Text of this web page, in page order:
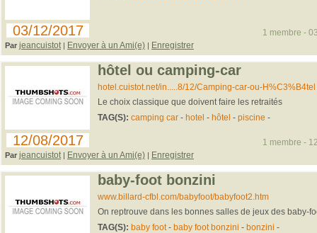
03/12/2017
Par jeancuistot | Envoyer à un Ami(e) | Enregistrer
1 membre -
12/08/2017
hôtel ou camping-car
hotel.cuistot.net/in.....8/12/Camping-car-ou-H%C3%B4tel
Le choix classique que doivent faire les retraités
TAG(S): camping car- hotel - hôtel - piscine -
Par jeancuistot | Envoyer à un Ami(e) | Enregistrer
1 membre -
baby-foot bonzini
www.billard-cfbl.com/babyfoot/babyfoot2.htm
On reptrouve dans les bonnes salles de jeux des baby-
TAG(S): baby foot- baby foot bonzini - bonzini -